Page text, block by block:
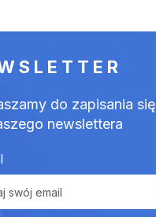
do zapisania się
newslettera